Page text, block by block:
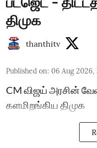
திமுக
thanthitv
Published on: 06 Aug 2026,
CM விஜய் அரசின்
களமிறங்கிய திமுக